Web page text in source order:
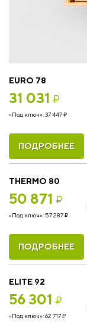
EURO 78
31 031 ₽
«Под ключ»:37 447₽
ПОДРОБНЕЕ
THERMO 80
50 871 ₽
«Под ключ»: 57 287₽
ПОДРОБНЕЕ
ELITE 92
56 301 ₽
«Под ключ»:62 717₽